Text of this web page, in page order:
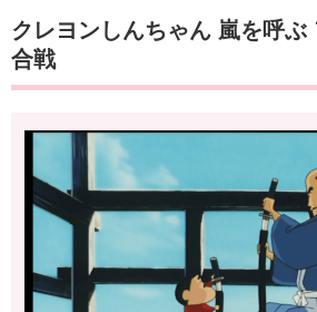
クレヨンしんちゃん 嵐を呼
合戦